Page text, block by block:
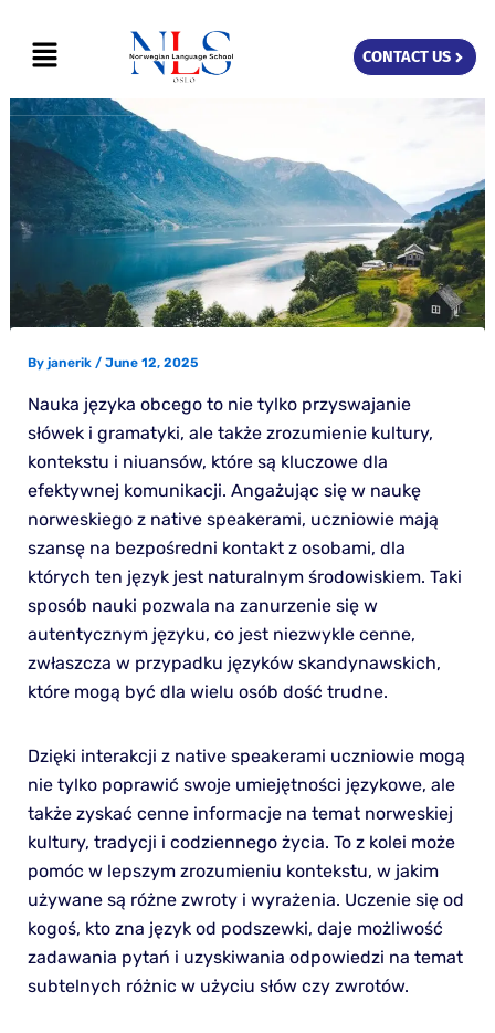
content
Menu CONTACT US
By janerik / June 12, 2025
Nauka języka obcego to nie tylko przyswajanie
słówek i gramatyki, ale także zrozumienie kultury,
kontekstu i niuansów, które są kluczowe dla
efektywnej komunikacji. Angażując się w naukę
norweskiego z native speakerami, uczniowie mają
szansę na bezpośredni kontakt z osobami, dla
których ten język jest naturalnym środowiskiem. Taki
sposób nauki pozwala na zanurzenie się w
autentycznym języku, co jest niezwykle cenne,
zwłaszcza w przypadku języków skandynawskich,
które mogą być dla wielu osób dość trudne.
Dzięki interakcji z native speakerami uczniowie mogą
nie tylko poprawić swoje umiejętności językowe, ale
także zyskać cenne informacje na temat norweskiej
kultury, tradycji i codziennego życia. To z kolei może
pomóc w lepszym zrozumieniu kontekstu, w jakim
używane są różne zwroty i wyrażenia. Uczenie się od
kogoś, kto zna język od podszewki, daje możliwość
zadawania pytań i uzyskiwania odpowiedzi na temat
subtelnych różnic w użyciu słów czy zwrotów.